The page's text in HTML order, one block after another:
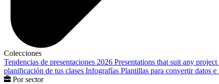
Colecciones
Tendencias de presentaciones 2026 Presentations that suit any project
planificación de tus clases Infografías Plantillas para convertir datos
Por sector